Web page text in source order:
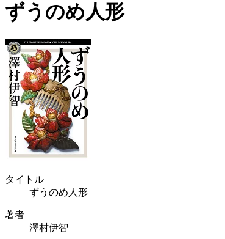
ずうのめ人形
タイトル
ずうのめ人形
著者
澤村伊智